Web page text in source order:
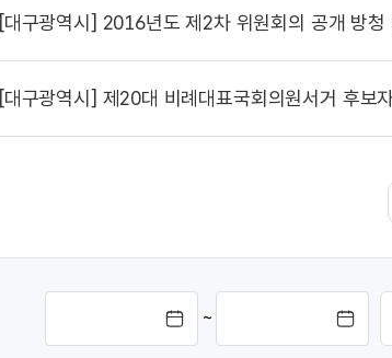
[대구광역시] 2016년도 제2차 위원회의 공개 방청
[대구광역시] 제20대 비례대표국회의원서거 후보
~